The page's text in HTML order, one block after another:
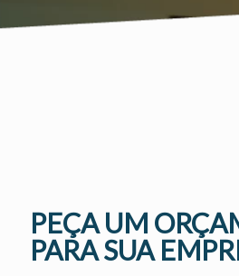
PEÇA UM
PARA SUA